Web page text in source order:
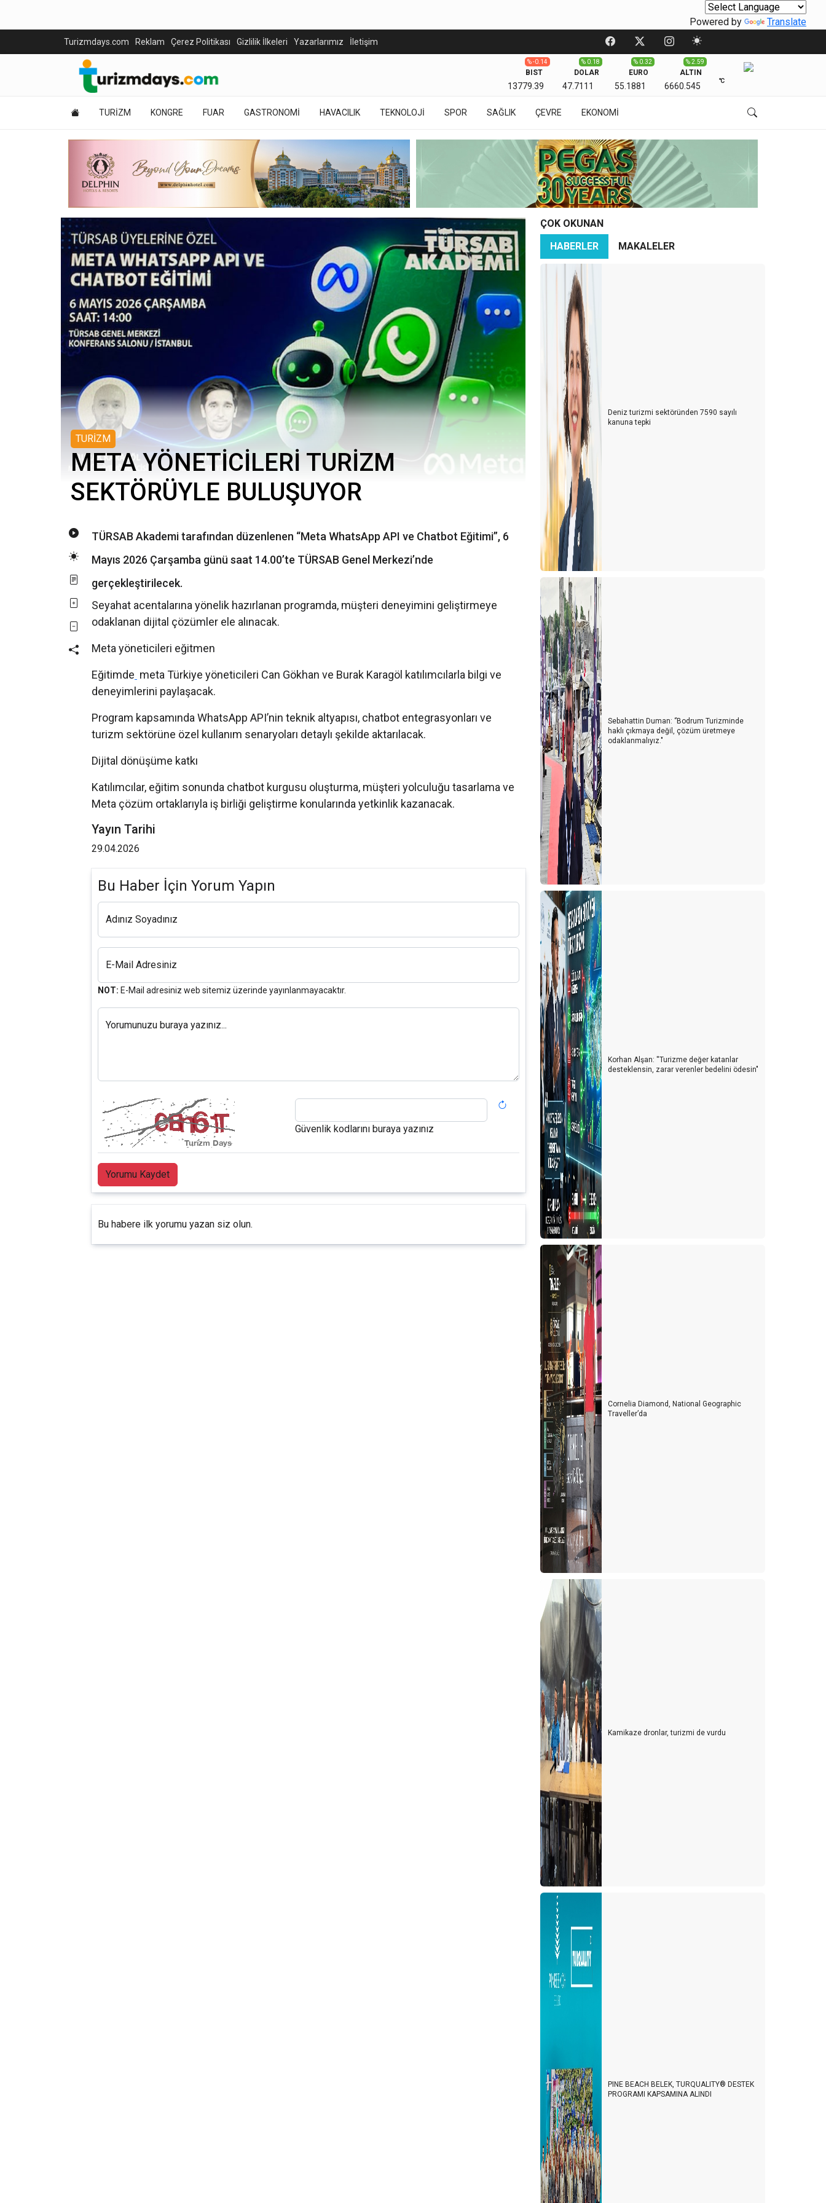
Powered by Translate
Turizmdays.com Reklam Çerez Politikası Gizlilik İlkeleri Yazarlarımız İletişim
BIST
13779.39
% -0.14
DOLAR
47.7111
% 0.18
EURO
55.1881
% 0.32
ALTIN
6660.545
% 2.59
℃
TURİZM KONGRE FUAR GASTRONOMİ HAVACILIK TEKNOLOJİ SPOR SAĞLIK ÇEVRE EKONOMİ
TURİZM
META YÖNETİCİLERİ TURİZM
SEKTÖRÜYLE BULUŞUYOR
TÜRSAB Akademi tarafından düzenlenen “Meta WhatsApp API ve Chatbot Eğitimi”, 6
Mayıs 2026 Çarşamba günü saat 14.00’te TÜRSAB Genel Merkezi’nde
gerçekleştirilecek.
Seyahat acentalarına yönelik hazırlanan programda, müşteri deneyimini geliştirmeye
odaklanan dijital çözümler ele alınacak.
Meta yöneticileri eğitmen
Eğitimde meta Türkiye yöneticileri Can Gökhan ve Burak Karagöl katılımcılarla bilgi ve
deneyimlerini paylaşacak.
Program kapsamında WhatsApp API’nin teknik altyapısı, chatbot entegrasyonları ve
turizm sektörüne özel kullanım senaryoları detaylı şekilde aktarılacak.
Dijital dönüşüme katkı
Katılımcılar, eğitim sonunda chatbot kurgusu oluşturma, müşteri yolculuğu tasarlama ve
Meta çözüm ortaklarıyla iş birliği geliştirme konularında yetkinlik kazanacak.
Yayın Tarihi
29.04.2026
Bu Haber İçin Yorum Yapın
Adınız Soyadınız
E-Mail Adresiniz
NOT: E-Mail adresiniz web sitemiz üzerinde yayınlanmayacaktır.
Yorumunuzu buraya yazınız...
Güvenlik kodlarını buraya yazınız
Yorumu Kaydet
Bu habere ilk yorumu yazan siz olun.
ÇOK OKUNAN
HABERLER
MAKALELER
Deniz turizmi sektöründen 7590 sayılı
kanuna tepki
Sebahattin Duman: ‘’Bodrum Turizminde
haklı çıkmaya değil, çözüm üretmeye
odaklanmalıyız."
Korhan Alşan: ''Turizme değer katanlar
desteklensin, zarar verenler bedelini ödesin"
Cornelia Diamond, National Geographic
Traveller’da
Kamikaze dronlar, turizmi de vurdu
PINE BEACH BELEK, TURQUALITY® DESTEK
PROGRAMI KAPSAMINA ALINDI